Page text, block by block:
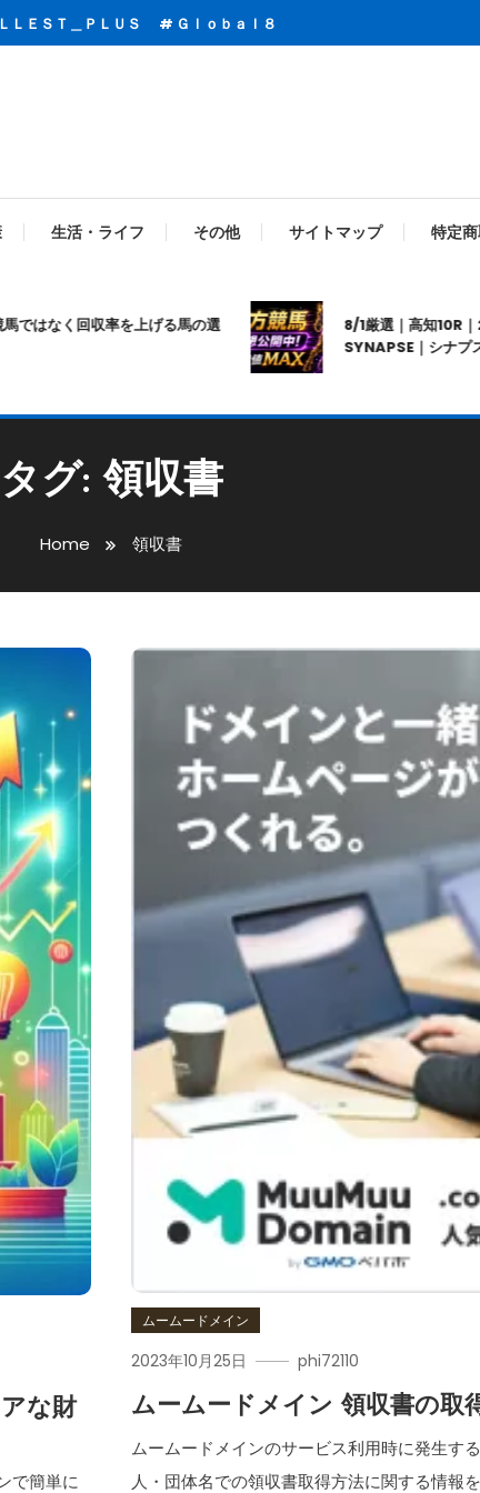
ＬＥＳＴ＿ＰＬＵＳ Ｇｌｏｂａｌ８
生活・ライフ その他 サイトマップ 特定
はなく回収率を上げる馬の選
8/1厳選｜高知10R｜
SYNAPSE｜シナプス
タグ:領収書
Home 領収書
な財
で簡単に
ムームードメイン
2023年10月25日 phi72110
ムームードメイン 領収書の取
ムームードメインのサービス利用時に発生す
人・団体名での領収書取得方法に関する情報